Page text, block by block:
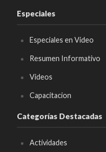
Especiales
Especiales en Video
Resumen Informativo
Videos
Capacitacion
Categorías Destacadas
Actividades